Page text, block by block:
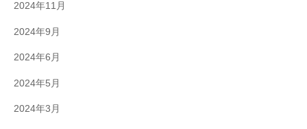
2024年11月
2024年9月
2024年6月
2024年5月
2024年3月